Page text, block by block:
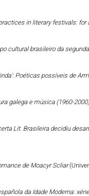
in literary festivals:
cultural brasileiro da
Poéticas possíveis de
galega e música (1960-
Lit. Brasileira decidiu
de Moacyr Scliar
da Idade Moderna: